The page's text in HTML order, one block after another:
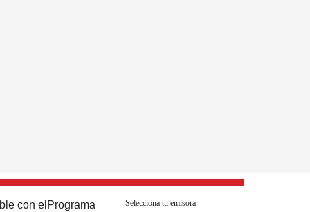
con el Programa Selecciona tu emisora